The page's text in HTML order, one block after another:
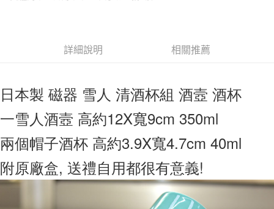
每筆NT$65，滿NT$999(含以上)免運費
7-11取貨付款
每筆NT$65，滿NT$999(含以上)免運費
付款後7-11取貨
每筆NT$65，滿NT$999(含以上)免運費
詳細說明 相關推薦
日本製 磁器 雪人 清酒杯組 酒壼 酒杯
一雪人酒壼 高約12X寬9cm 350ml
兩個帽子酒杯 高約3.9X寬4.7cm 40ml
附原廠盒, 送禮自用都很有意義!